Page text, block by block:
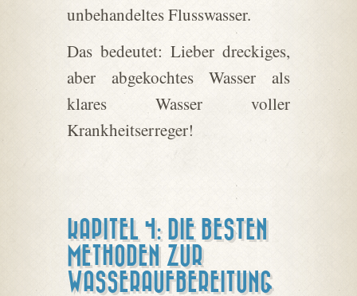
unbehandeltes Flusswasser.
Das bedeutet: Lieber dreckiges,
aber abgekochtes Wasser als
klares Wasser voller
Krankheitserreger!
KAPITEL 4: DIE BESTEN
METHODEN ZUR
WASSERAUFBEREITUNG